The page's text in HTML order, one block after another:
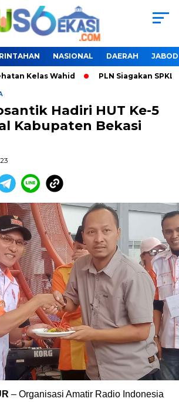
NASIONAL DAERAH
Kelas Wahid PLN Siagakan
Hadiri HUT Ke-5
Kabupaten Bekasi
– Organisasi Amatir Radio Indonesia